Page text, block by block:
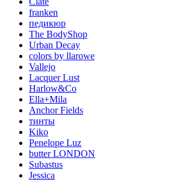
franken
педикюр
The BodyShop
Urban Decay
colors by llarowe
Vallejo
Lacquer Lust
Harlow&Co
Ella+Mila
Anchor Fields
тинты
Kiko
Penelope Luz
butter LONDON
Subastus
Jessica